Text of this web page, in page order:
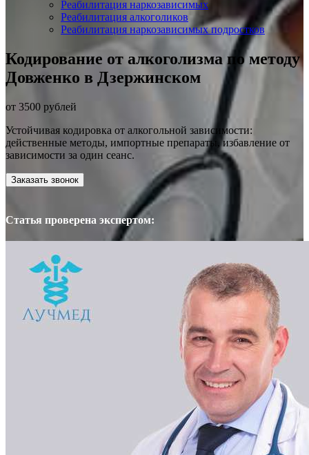
Реабилитация наркозависимых
Реабилитация алкоголиков
Реабилитация наркозависимых подростков
Кодирование от алкоголизма по методу
Довженко в Дзержинском
от 3500 рублей
Устойчивая кодировка от алкогольной зависимости:
действенные методы, импортные препараты, избавление от
зависимости за один сеанс.
Заказать звонок
Статья проверена экспертом: